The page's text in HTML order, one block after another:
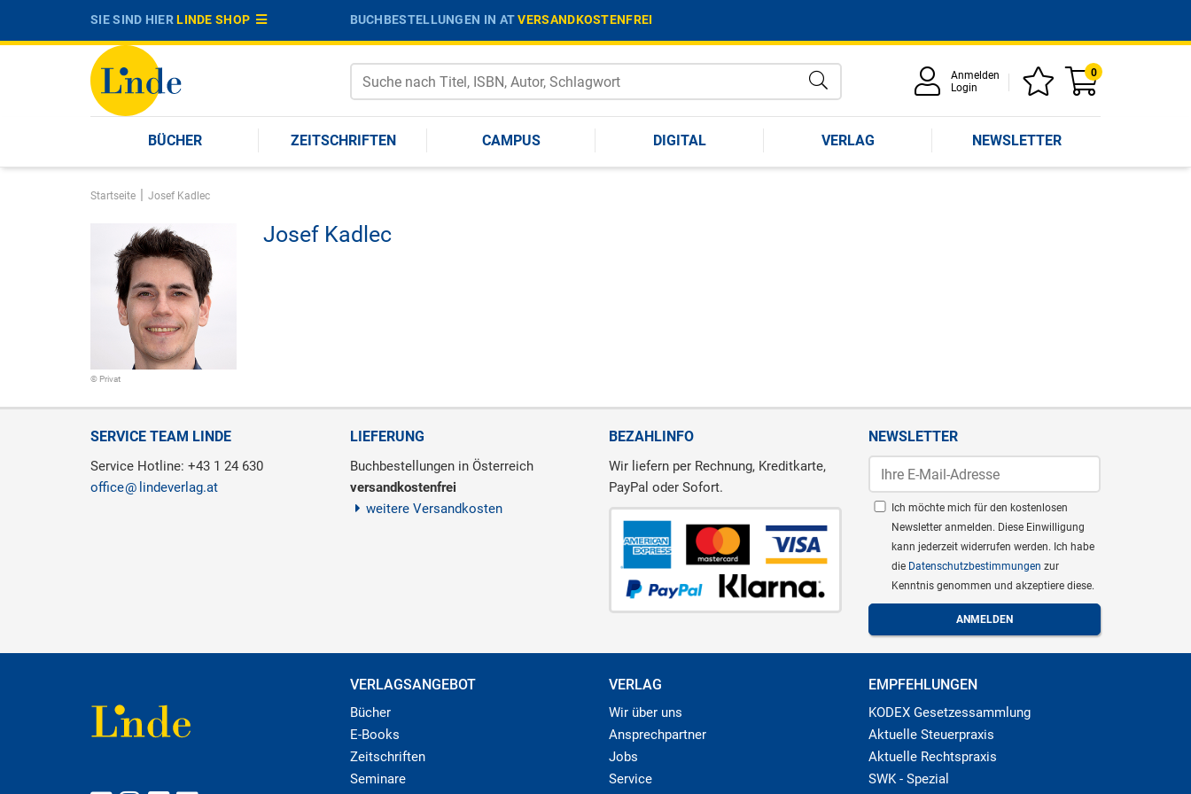
SIE SIND HIERLINDE SHOP BUCHBESTELLUNGEN IN ATVERSANDKOSTENFREI
Anmelden
Login
0
BÜCHER ZEITSCHRIFTEN CAMPUS DIGITAL VERLAG NEWSLETTER
Startseite | Josef Kadlec
© Privat
Josef Kadlec
SERVICE TEAM LINDE
Service Hotline: +43 1 24 630
office
lindeverlag.at
LIEFERUNG
Buchbestellungen in Österreich
versandkostenfrei
weitere Versandkosten
BEZAHLINFO
Wir liefern per Rechnung, Kreditkarte,
PayPal oder Sofort.
NEWSLETTER
Ich möchte mich für den kostenlosen
Newsletter anmelden. Diese Einwilligung
kann jederzeit widerrufen werden. Ich habe
die Datenschutzbestimmungen zur
Kenntnis genommen und akzeptiere diese.
VERLAGSANGEBOT
Bücher
E-Books
Zeitschriften
Seminare
VERLAG
Wir über uns
Ansprechpartner
Jobs
Service
EMPFEHLUNGEN
KODEX Gesetzessammlung
Aktuelle Steuerpraxis
Aktuelle Rechtspraxis
SWK - Spezial